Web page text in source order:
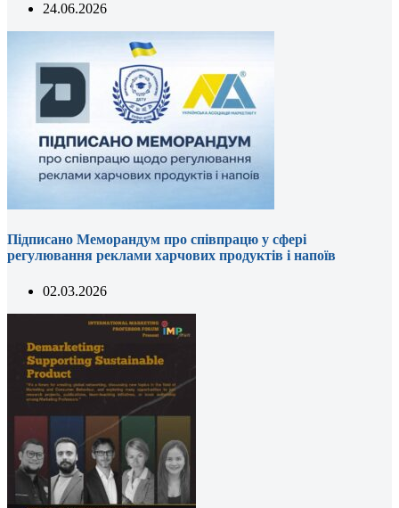
24.06.2026
Підписано Меморандум про співпрацю у сфері
регулювання реклами харчових продуктів і напоїв
02.03.2026